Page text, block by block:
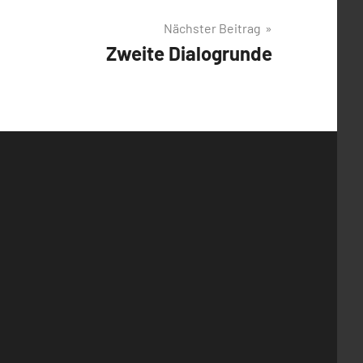
Nächster Beitrag
Zweite Dialogrunde